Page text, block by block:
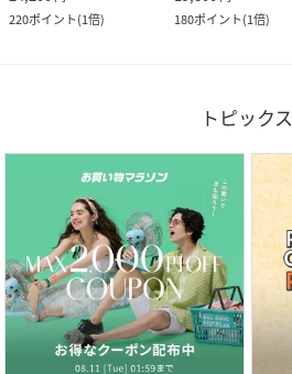
220ポイント(1倍)
180ポイント(1倍)
トピックス